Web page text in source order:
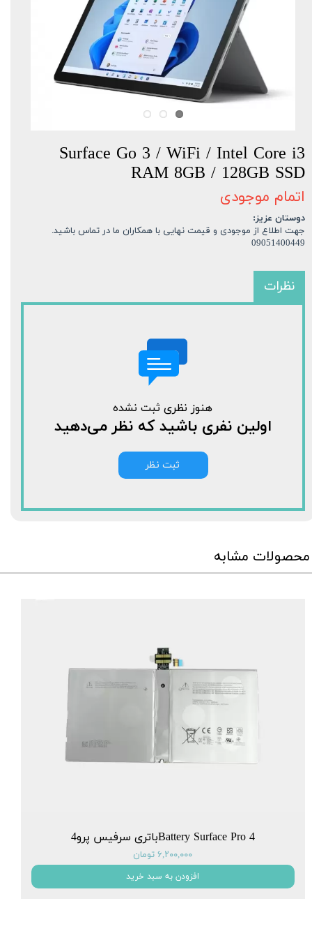
Surface Go 3 / WiFi / Intel Core i3
RAM 8GB / 128GB SSD
اتمام موجودی
دوستان عزیز:
جهت اطلاع از موجودی و قیمت نهایی با همکاران ما در تماس باشید.
09051400449
نظرات
هنوز نظری ثبت نشده
اولین نفری باشید که نظر می‌دهید
ثبت نظر
محصولات مشابه
Battery Surface Pro 4باتری سرفیس پرو4
۶,۲۰۰,۰۰۰ تومان
افزودن به سبد خرید